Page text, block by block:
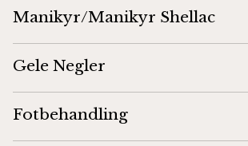
Manikyr/Manikyr Shellac
Gele Negler
Fotbehandling